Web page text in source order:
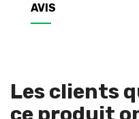
AVIS
Les clients
ce produit